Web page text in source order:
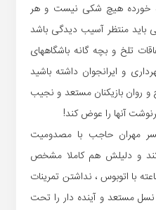
خورده هیچ شکی نیست و هر
باید منتظر آسیب دیدگی باشد
تلخ و بچه گانه باشگاههای
و ایرانجوان داشته باشید
روان بازیکنان مستعد و نجیب
آنها را عوض کند!
مهران حاجب با مصدومیت
و دلیلش هم کاملا مشخص
با اتوبوس ، نداشتن تمرینات
مستعد و آینده دار را تحت